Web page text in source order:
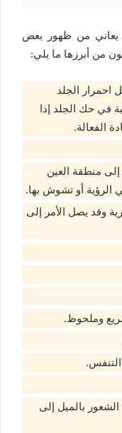
يعاني من ظهور بعض
من أبرزها ما يلي:
الجلد
في حك الجلد إذا
الفعالة.
منطقة العين
أو تشوش بها.
وقد يصل الأمر إلى
وملحوظ.
بالميل إلى